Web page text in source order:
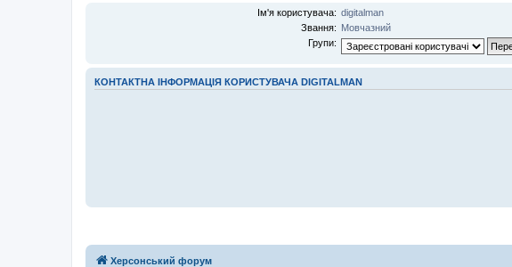
Ім'я користувача: digitalman
Звання: Мовчазний
Групи:
КОНТАКТНА ІНФОРМАЦІЯ КОРИСТУВАЧА DIGITALMAN
Херсонський форум